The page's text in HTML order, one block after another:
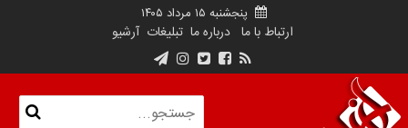
پنجشنبه ۱۵ مرداد ۱۴۰۵
ارتباط با ما درباره ما تبلیغات آرشیو